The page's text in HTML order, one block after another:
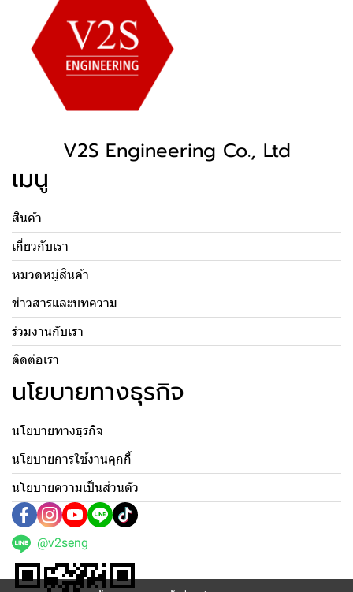
V2S Engineering Co., Ltd
เมนู
สินค้า
เกี่ยวกับเรา
หมวดหมู่สินค้า
ข่าวสารและบทความ
ร่วมงานกับเรา
ติดต่อเรา
นโยบายทางธุรกิจ
นโยบายทางธุรกิจ
นโยบายการใช้งานคุกกี้
นโยบายความเป็นส่วนตัว
@v2seng